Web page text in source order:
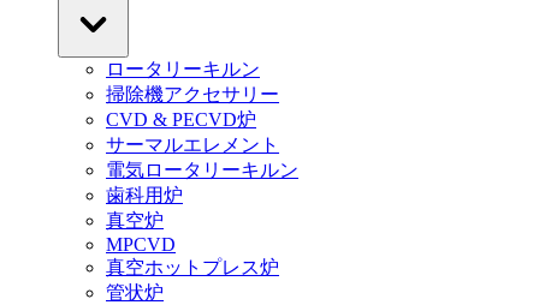
ロータリーキルン
掃除機アクセサリー
CVD & PECVD炉
サーマルエレメント
電気ロータリーキルン
歯科用炉
真空炉
MPCVD
真空ホットプレス炉
管状炉